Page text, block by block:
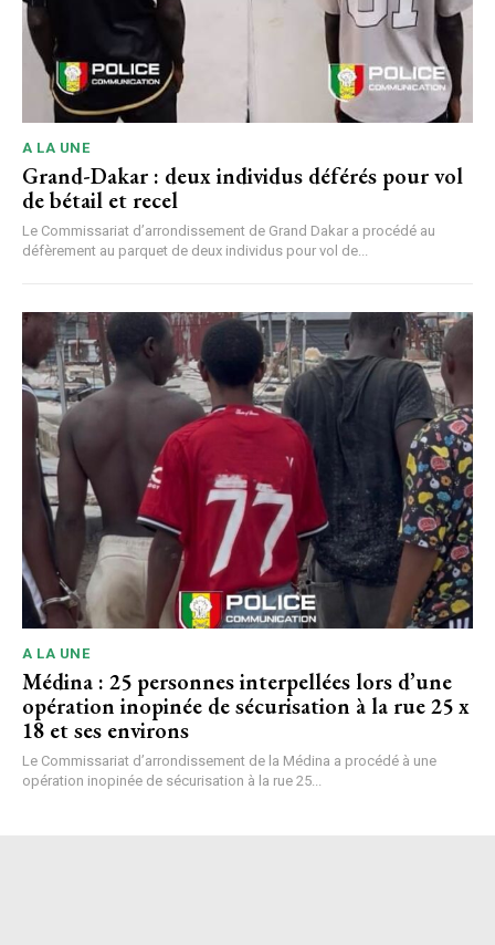
A LA UNE
Grand-Dakar : deux individus déférés pour vol
de bétail et recel
Le Commissariat d’arrondissement de Grand Dakar a procédé au
défèrement au parquet de deux individus pour vol de...
A LA UNE
Médina : 25 personnes interpellées lors d’une
opération inopinée de sécurisation à la rue 25 x
18 et ses environs
Le Commissariat d’arrondissement de la Médina a procédé à une
opération inopinée de sécurisation à la rue 25...